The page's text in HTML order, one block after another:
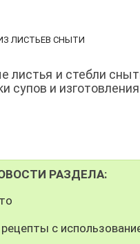
ЛИСТЬЕВ СНЫТИ
листья и стебли
супов и
РАЗДЕЛА:
с